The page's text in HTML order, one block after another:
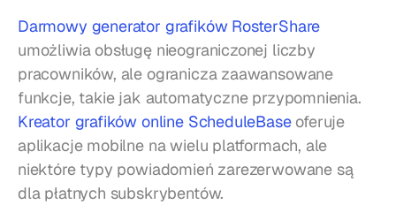
Darmowy generator grafików RosterShare
umożliwia obsługę nieograniczonej liczby
pracowników, ale ogranicza zaawansowane
Kreator grafików online ScheduleBase oferuje
aplikacje mobilne na wielu platformach, ale
niektóre typy powiadomień zarezerwowane są
dla płatnych subskrybentów.